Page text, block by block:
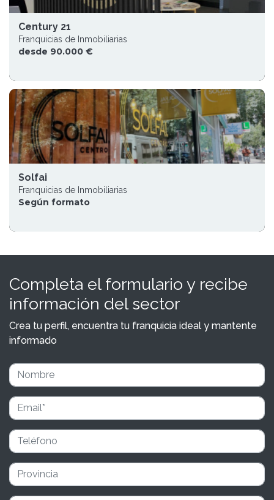
Century 21
Franquicias de Inmobiliarias
desde 90.000 €
Solfai
Franquicias de Inmobiliarias
Según formato
Completa el formulario y recibe
información del sector
Crea tu perfil, encuentra tu franquicia ideal y mantente
informado